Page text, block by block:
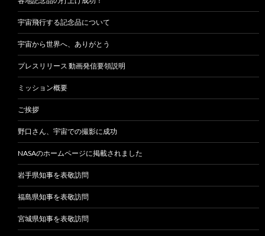
宇宙飛行する記念品について
宇宙から世界へ、ありがとう
プレスリリース 動画発信要領説明
ミッション概要
ご挨拶
野口さん、宇宙での撮影に成功
NASAのホームページに掲載されました
岩手県知事を表敬訪問
福島県知事を表敬訪問
宮城県知事を表敬訪問